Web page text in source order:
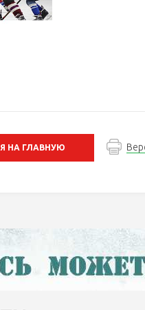
НА ГЛАВНУЮ